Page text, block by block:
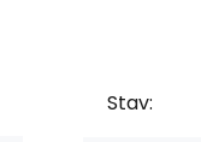
Stav: